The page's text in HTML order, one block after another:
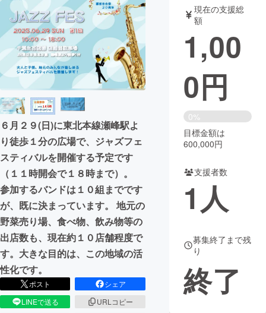
アート・写真 音楽
テクノロジー・ガジェット ゲーム・サ
映像・映画 書籍・雑誌
ビジネス・起業 チャレンジ
まちづくり・地域活性化
CAMPFIRE for Social Good
CAMPFIRE Creation
CAMPFIREふるさと納税machi-ya コミュニティ
６月２９(日)に東北本線瀬峰駅よ
り徒歩１分の広場で、ジャズフェ
スティバルを開催する予定です
（１１時開会で１８時まで）。
参加するバンドは１０組までです
が、既に決まっています。 地元の
野菜売り場、食べ物、飲み物等の
出店数も、現在約１０店舗程度で
す。大きな目的は、この地域の活
性化です。
ポスト
シェア
LINEで送る
URLコピー
現在の支援総
額
1,00
0円
0%
目標金額は
600,000円
支援者数
1人
募集終了まで残
り
終了